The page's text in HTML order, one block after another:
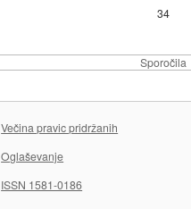
Sporočila
34
Večina pravic pridržanih
Oglaševanje
ISSN 1581-0186